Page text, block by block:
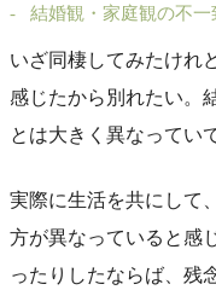
結婚観・家庭観の不一
いざ同棲してみたけれ
感じたから別れたい。
とは大きく異なってい
実際に生活を共にして
方が異なっていると感
ったりしたならば、残